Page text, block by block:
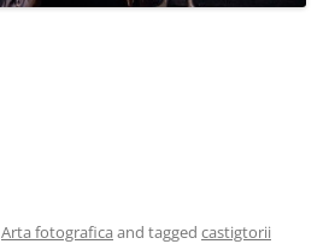
Arta fotografica and tagged castigtorii